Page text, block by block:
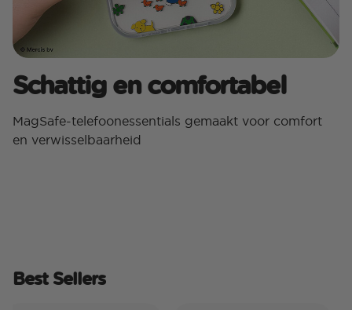
Schattig en comfortabel
MagSafe-telefoonessentials gemaakt voor comfort
en verwisselbaarheid
Best Sellers